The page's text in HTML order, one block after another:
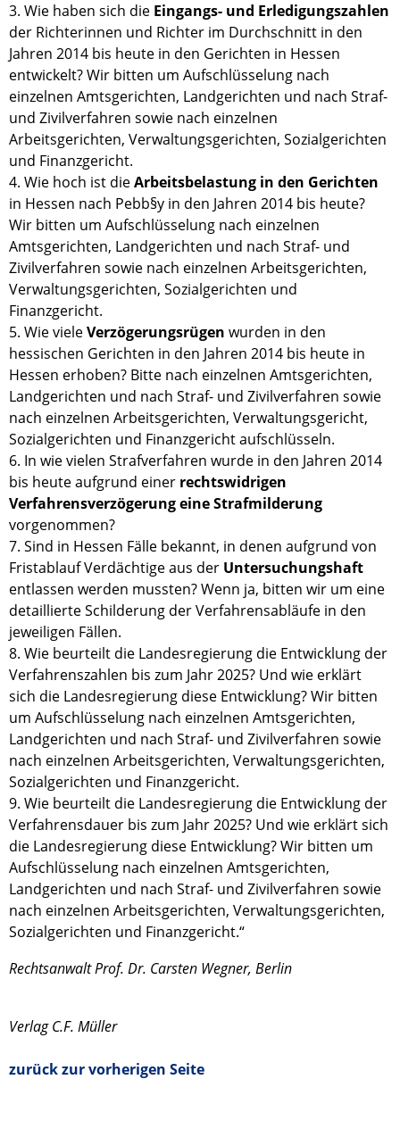
3. Wie haben sich die Eingangs- und Erledigungszahlen
der Richterinnen und Richter im Durchschnitt in den
Jahren 2014 bis heute in den Gerichten in Hessen
entwickelt? Wir bitten um Aufschlüsselung nach
einzelnen Amtsgerichten, Landgerichten und nach Straf-
und Zivilverfahren sowie nach einzelnen
Arbeitsgerichten, Verwaltungsgerichten, Sozialgerichten
und Finanzgericht.
4. Wie hoch ist dieArbeitsbelastung in den Gerichten
in Hessen nach Pebb§y in den Jahren 2014 bis heute?
Wir bitten um Aufschlüsselung nach einzelnen
Amtsgerichten, Landgerichten und nach Straf- und
Zivilverfahren sowie nach einzelnen Arbeitsgerichten,
Verwaltungsgerichten, Sozialgerichten und
Finanzgericht.
5. Wie vieleVerzögerungsrügen wurden in den
hessischen Gerichten in den Jahren 2014 bis heute in
Hessen erhoben? Bitte nach einzelnen Amtsgerichten,
Landgerichten und nach Straf- und Zivilverfahren sowie
nach einzelnen Arbeitsgerichten, Verwaltungsgericht,
Sozialgerichten und Finanzgericht aufschlüsseln.
6. In wie vielen Strafverfahren wurde in den Jahren 2014
bis heute aufgrund einer rechtswidrigen
Verfahrensverzögerung eine Strafmilderung
vorgenommen?
7. Sind in Hessen Fälle bekannt, in denen aufgrund von
Fristablauf Verdächtige aus der Untersuchungshaft
entlassen werden mussten? Wenn ja, bitten wir um eine
detaillierte Schilderung der Verfahrensabläufe in den
jeweiligen Fällen.
8. Wie beurteilt die Landesregierung die Entwicklung der
Verfahrenszahlen bis zum Jahr 2025? Und wie erklärt
sich die Landesregierung diese Entwicklung? Wir bitten
um Aufschlüsselung nach einzelnen Amtsgerichten,
Landgerichten und nach Straf- und Zivilverfahren sowie
nach einzelnen Arbeitsgerichten, Verwaltungsgerichten,
Sozialgerichten und Finanzgericht.
9. Wie beurteilt die Landesregierung die Entwicklung der
Verfahrensdauer bis zum Jahr 2025? Und wie erklärt sich
die Landesregierung diese Entwicklung? Wir bitten um
Aufschlüsselung nach einzelnen Amtsgerichten,
Landgerichten und nach Straf- und Zivilverfahren sowie
nach einzelnen Arbeitsgerichten, Verwaltungsgerichten,
Sozialgerichten und Finanzgericht.“
Rechtsanwalt Prof. Dr. Carsten Wegner, Berlin
Verlag C.F. Müller
zurück zur vorherigen Seite